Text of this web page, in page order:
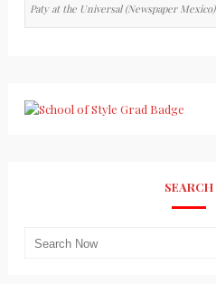
Paty at the Universal (Newspaper Mexico)
SEARCH